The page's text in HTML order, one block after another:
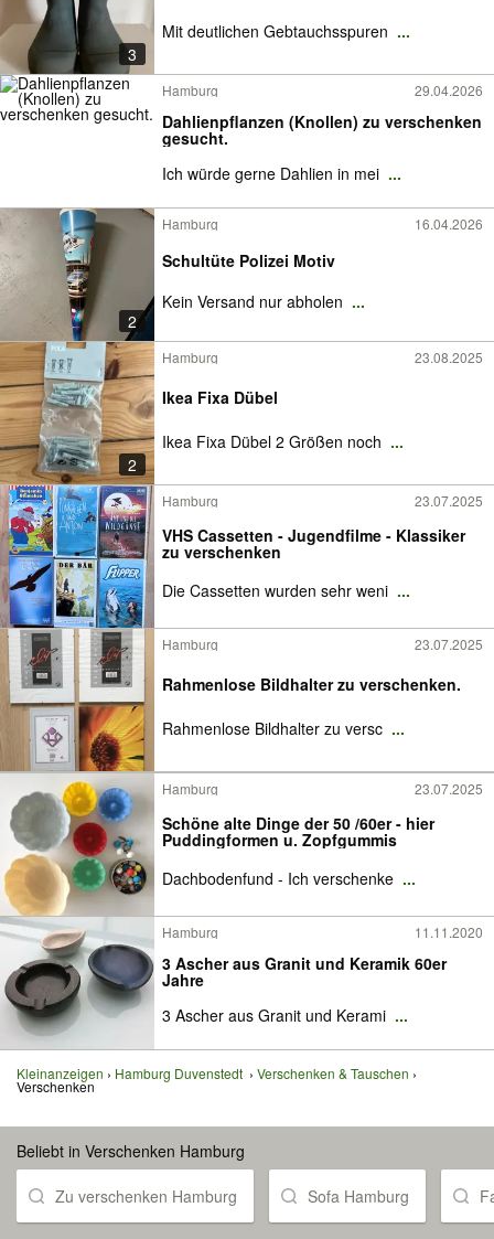
3
Mit deutlichen Gebtauchsspuren ...
Hamburg 29.04.2026
Dahlienpflanzen (Knollen) zu verschenken
gesucht.
Ich würde gerne Dahlien in mei ...
2
Hamburg 16.04.2026
Schultüte Polizei Motiv
Kein Versand nur abholen ...
2
Hamburg 23.08.2025
Ikea Fixa Dübel
Ikea Fixa Dübel 2 Größen noch ...
Hamburg 23.07.2025
VHS Cassetten - Jugendfilme - Klassiker
zu verschenken
Die Cassetten wurden sehr weni ...
Hamburg 23.07.2025
Rahmenlose Bildhalter zu verschenken.
Rahmenlose Bildhalter zu versc ...
Hamburg 23.07.2025
Schöne alte Dinge der 50 /60er - hier
Puddingformen u. Zopfgummis
Dachbodenfund - Ich verschenke ...
Hamburg 11.11.2020
3 Ascher aus Granit und Keramik 60er
Jahre
3 Ascher aus Granit und Kerami ...
Kleinanzeigen Hamburg Duvenstedt Verschenken & Tauschen
Verschenken
Beliebt in Verschenken Hamburg
Zu verschenken Hamburg Sofa Hamburg